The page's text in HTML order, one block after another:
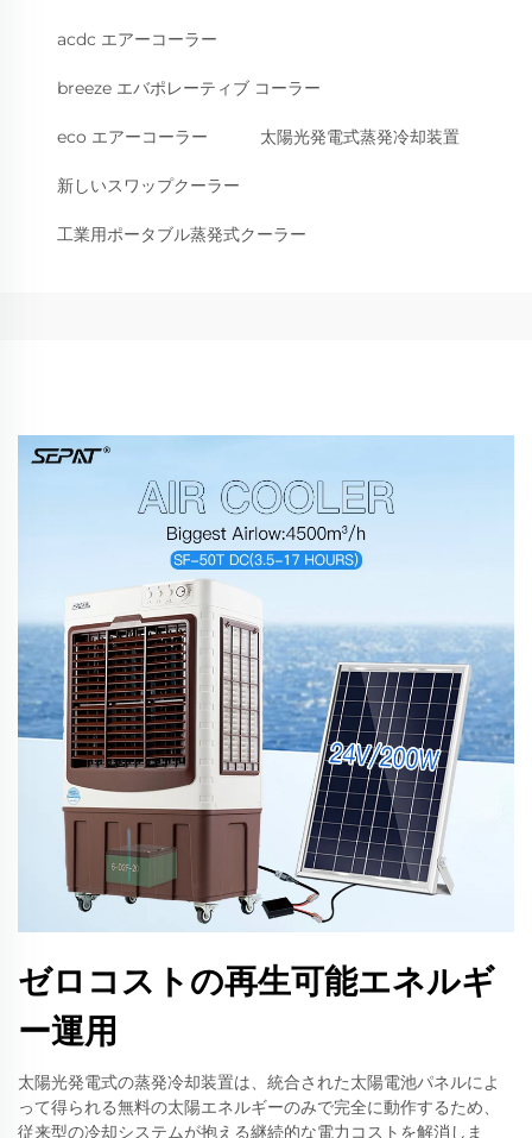
acdc エアーコーラー
breeze エバポレーティブ コーラー
eco エアーコーラー 太陽光発電式蒸発冷却装置
新しいスワップクーラー
工業用ポータブル蒸発式クーラー
ゼロコストの再生可能エネルギ
ー運用
太陽光発電式の蒸発冷却装置は、統合された太陽電池パネルによ
って得られる無料の太陽エネルギーのみで完全に動作するため、
従来型の冷却システムが抱える継続的な電力コストを解消しま